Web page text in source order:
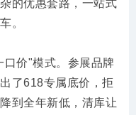
的优惠套路，一站式
。
口价"模式。参展品牌
了618专属底价，拒
到全年新低，清库让